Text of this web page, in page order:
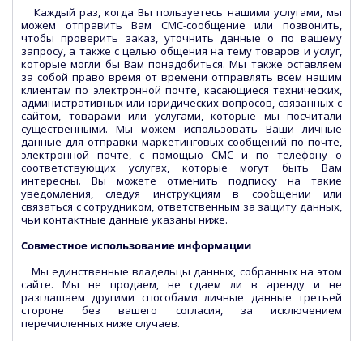
Каждый раз, когда Вы пользуетесь нашими услугами, мы
можем отправить Вам СМС-сообщение или позвонить,
чтобы проверить заказ, уточнить данные о по вашему
запросу, а также с целью общения на тему товаров и услуг,
которые могли бы Вам понадобиться. Мы также оставляем
за собой право время от времени отправлять всем нашим
клиентам по электронной почте, касающиеся технических,
административных или юридических вопросов, связанных с
сайтом, товарами или услугами, которые мы посчитали
существенными. Мы можем использовать Ваши личные
данные для отправки маркетинговых сообщений по почте,
электронной почте, с помощью СМС и по телефону о
соответствующих услугах, которые могут быть Вам
интересны. Вы можете отменить подписку на такие
уведомления, следуя инструкциям в сообщении или
связаться с сотрудником, ответственным за защиту данных,
чьи контактные данные указаны ниже.
Совместное использование информации
Мы единственные владельцы данных, собранных на этом
сайте. Мы не продаем, не сдаем ли в аренду и не
разглашаем другими способами личные данные третьей
стороне без вашего согласия, за исключением
перечисленных ниже случаев.